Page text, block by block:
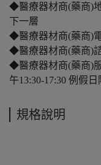
◆醫療器材商(藥商)
下一層
◆醫療器材商(藥商)電
◆醫療器材商(藥商)
◆醫療器材商(藥商)
午13:30-17:30 例假日
規格說明